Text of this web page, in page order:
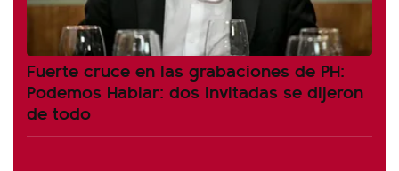
Fuerte cruce en las grabaciones de PH:
Podemos Hablar: dos invitadas se dijeron
de todo